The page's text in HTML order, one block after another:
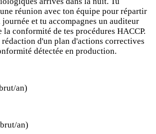
réunion avec ton équipe pour répartir
et tu accompagnes un auditeur
conformité de tes procédures HACCP.
d'un plan d'actions correctives
détectée en production.
an)
an)